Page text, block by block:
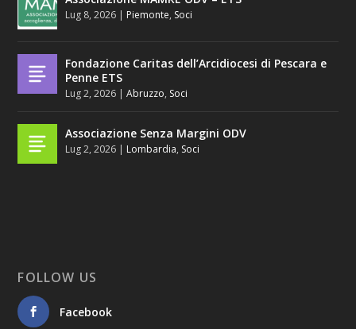
Lug 8, 2026 | Piemonte, Soci
Fondazione Caritas dell’Arcidiocesi di Pescara e
Penne ETS
Lug 2, 2026 |Abruzzo, Soci
Associazione Senza Margini ODV
Lug 2, 2026 | Lombardia, Soci
FOLLOW US
Facebook